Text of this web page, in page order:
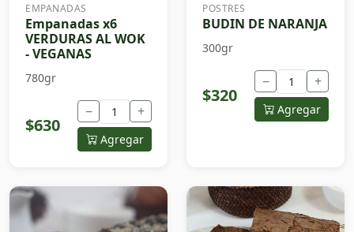
EMPANADAS
Empanadas x6
VERDURAS AL WOK
- VEGANAS
780gr
$630
− +
Agregar
POSTRES
BUDIN DE NARANJA
300gr
$320
− +
Agregar